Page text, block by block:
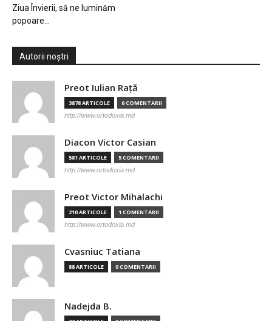
Ziua Învierii, să ne luminăm
popoare…
Autorii noștri
Preot Iulian Raţă
3878 ARTICOLE 6 COMENTARII
http://www.ortodoxia.md
Diacon Victor Casian
581 ARTICOLE 5 COMENTARII
http://www.ortodoxia.md
Preot Victor Mihalachi
210 ARTICOLE 1 COMENTARII
http://www.ortodoxia.md
Cvasniuc Tatiana
88 ARTICOLE 0 COMENTARII
Nadejda B.